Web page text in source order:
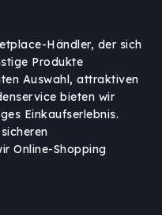
Händler, der sich
Produkte
Auswahl, attraktiven
bieten wir
Einkaufserlebnis.
Online-Shopping